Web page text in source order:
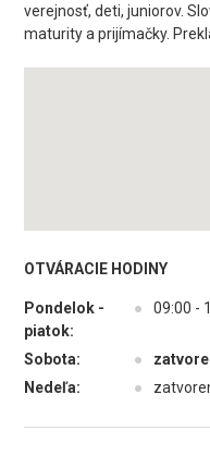
verejnosť, deti, juniorov.
maturity a prijímačky.
OTVÁRACIE HODINY
Pondelok -
piatok:
● 09:00 -
Sobota: ●
Nedeľa:
●